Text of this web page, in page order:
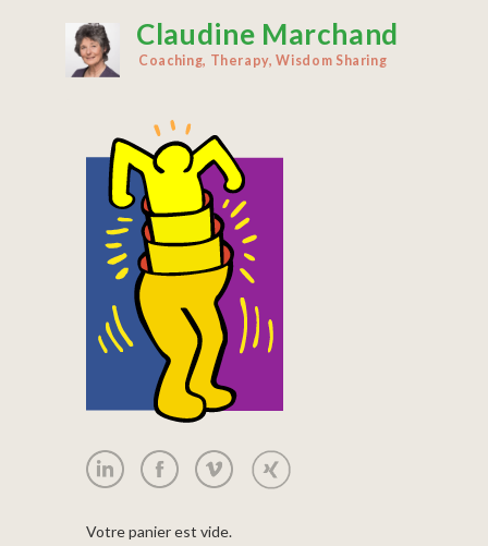
Claudine Marchand
Coaching, Therapy, Wisdom Sharing
Votre panier est vide.